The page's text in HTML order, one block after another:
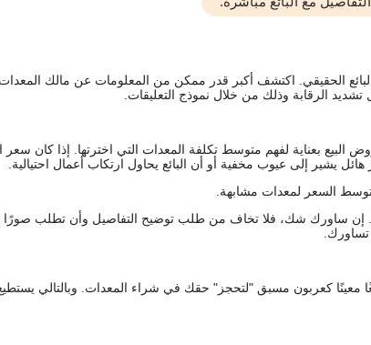
الحقيقي. اكتشف أكبر قدر ممكن من المعلومات عن مالك
الرقابة وذلك من خلال نموذج التعليقات.
البيع بعناية لفهم متوسط تكلفة المعدات التي اخترتها. إذا كان
يشير إلى عيوب مخفية أو أن البائع يحاول ارتكاب أعمال احتيالية.
السعر لمعدات مشابهة.
إن ساورك شك، فلا تخاف من طلب توضيح التفاصيل وأن تطلب
معينًا كعربون مسبق "لتحجز" حقك في شراء المعدات. وبالتالي